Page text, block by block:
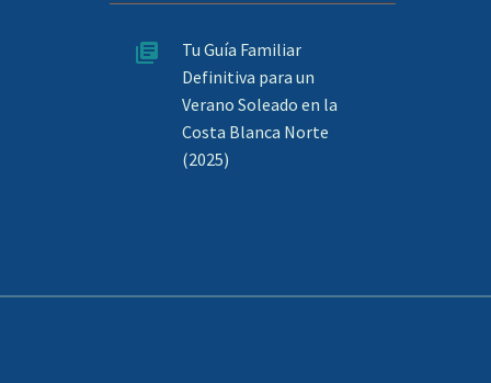
Tu Guía Familiar
Definitiva para un
Verano Soleado en la
Costa Blanca Norte
(2025)